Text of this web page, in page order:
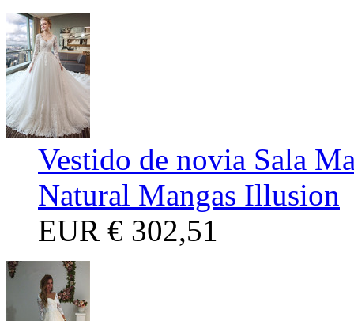
Vestido de novia Sala
Natural Mangas Illusion
EUR € 302,51